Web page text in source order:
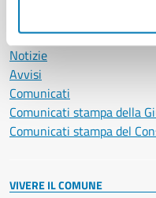
NOVITÀ
Notizie
Avvisi
Comunicati
Comunicati stampa della
Comunicati stampa del
VIVERE IL COMUNE